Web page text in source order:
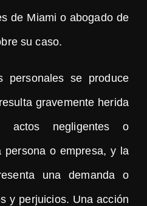
de Miami o abogado de
su caso.
personales se produce
gravemente herida
negligentes o
persona o empresa, y la
una demanda o
y perjuicios. Una acción